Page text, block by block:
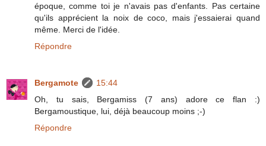
époque, comme toi je n'avais pas d'enfants. Pas certaine
qu'ils apprécient la noix de coco, mais j'essaierai quand
même. Merci de l'idée.
Répondre
Bergamote
15:44
Oh, tu sais, Bergamiss (7 ans) adore ce flan :)
Bergamoustique, lui, déjà beaucoup moins ;-)
Répondre